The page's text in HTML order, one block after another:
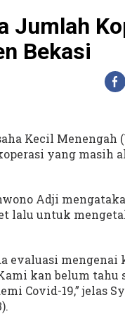
Jumlah
Bekasi
Kecil Menengah
yang masih
Adji
lalu untuk
evaluasi mengenai
kan belum tahu
Covid-19,” jelas